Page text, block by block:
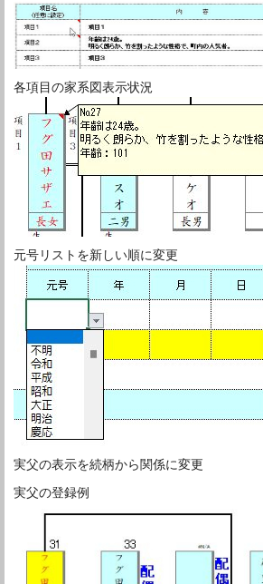
各項目の家系図表示状況
元号リストを新しい順に変更
実父の表示を続柄から関係に変更
実父の登録例